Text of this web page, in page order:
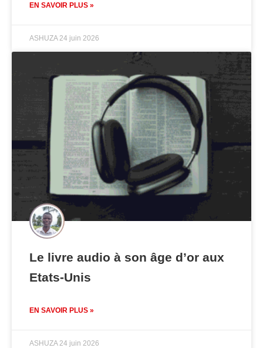
EN SAVOIR PLUS »
ASHUZA24 juin 2026
Le livre audio à son âge d’or aux
Etats-Unis
EN SAVOIR PLUS »
ASHUZA 24 juin 2026